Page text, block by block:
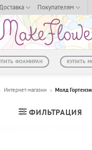
Покупателям
ФОАМИРАН КУПИТЬ
Интернет-магазин » Молд
ФИЛЬТРАЦИЯ